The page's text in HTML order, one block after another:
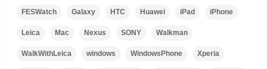
FESWatch Galaxy HTC Huawei iPad iPhone
Leica Mac Nexus SONY Walkman
WalkWithLeica windows WindowsPhone Xperia